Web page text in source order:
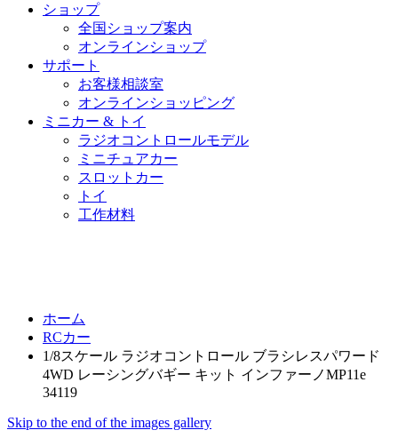
ショップ
全国ショップ案内
オンラインショップ
サポート
お客様相談室
オンラインショッピング
ミニカー & トイ
ラジオコントロールモデル
ミニチュアカー
スロットカー
トイ
工作材料
ホーム
RCカー
1/8スケール ラジオコントロール ブラシレスパワード
4WD レーシングバギー キット インファーノMP11e
34119
Skip to the end of the images gallery